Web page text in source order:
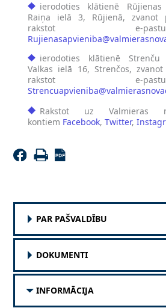
PAR PAŠVALDĪBU
DOKUMENTI
INFORMĀCIJA
ierodoties klātienē
Raiņa ielā 3, Rūjienā, zvanot
rakstot e-
ierodoties klātienē Strenču
Valkas ielā 16, Strenčos,
rakstot e-
Rakstot uz Valmieras
kontiem Facebook,Twitter,